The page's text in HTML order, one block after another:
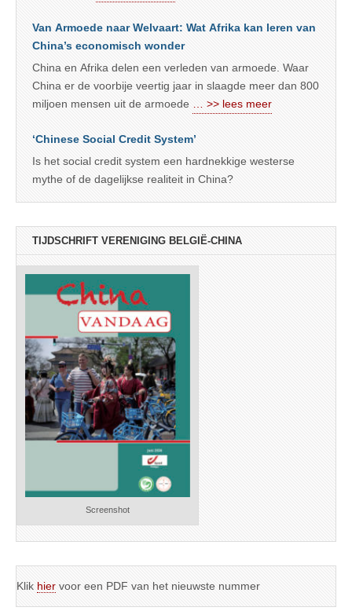
Van Armoede naar Welvaart: Wat Afrika kan leren van
China’s economisch wonder
China en Afrika delen een verleden van armoede. Waar
China er de voorbije veertig jaar in slaagde meer dan 800
miljoen mensen uit de armoede
… >> lees meer
‘Chinese Social Credit System’
Is het social credit system een hardnekkige westerse
mythe of de dagelijkse realiteit in China?
TIJDSCHRIFT VERENIGING BELGIË-CHINA
Screenshot
Klik hier voor een PDF van het nieuwste nummer